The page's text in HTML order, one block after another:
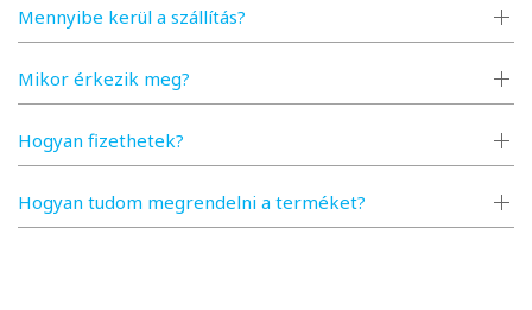
Mennyibe kerül a szállítás?
Mikor érkezik meg?
Hogyan fizethetek?
Hogyan tudom megrendelni a terméket?